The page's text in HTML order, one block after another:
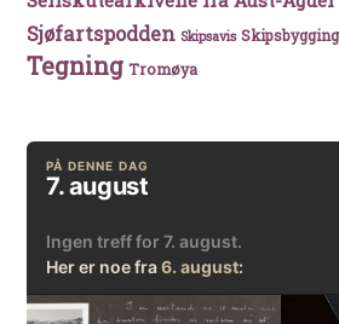
Sjøfartspodden Skipsavis Skipsbygging
Tegning Tromøya